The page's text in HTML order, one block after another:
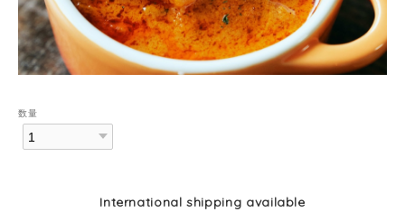
数量
International shipping available